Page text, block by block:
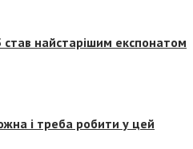
став найстарішим експонатом
і треба робити у цей